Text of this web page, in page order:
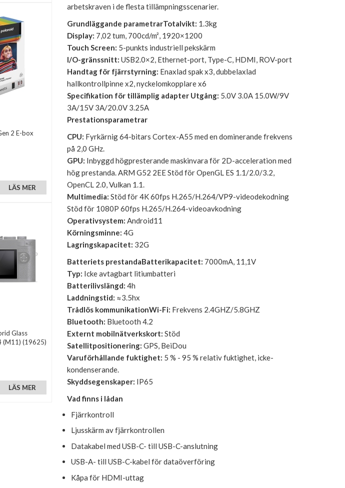
arbetskraven i de flesta tillämpningsscenarier.
Grundläggande parametrarTotalvikt: 1.3kg
Display: 7,02 tum, 700cd/m², 1920×1200
Touch Screen: 5-punkts industriell pekskärm
I/O-gränssnitt: USB2.0×2, Ethernet-port, Type-C, HDMI, ROV-port
Handtag för fjärrstyrning: Enaxlad spak x3, dubbelaxlad
hallkontrollpinne x2, nyckelomkopplare x6
Specifikation för tillämplig adapter Utgång: 5.0V 3.0A 15.0W/9V
3A/15V 3A/20.0V 3.25A
Prestationsparametrar
CPU: Fyrkärnig 64-bitars Cortex-A55 med en dominerande frekvens
på 2,0 GHz.
GPU: Inbyggd högpresterande maskinvara för 2D-acceleration med
hög prestanda. ARM G52 2EE Stöd för OpenGL ES 1.1/2.0/3.2,
OpenCL 2.0, Vulkan 1.1.
Multimedia: Stöd för 4K 60fps H.265/H.264/VP9-videodekodning
Stöd för 1080P 60fps H.265/H.264-videoavkodning
Operativsystem: Android11
Körningsminne: 4G
Lagringskapacitet: 32G
Batteriets prestandaBatterikapacitet: 7000mA, 11,1V
Typ: Icke avtagbart litiumbatteri
Batterilivslängd: 4h
Laddningstid: ≈3.5hx
Trådlös kommunikationWi-Fi: Frekvens 2.4GHZ/5.8GHZ
Bluetooth: Bluetooth 4.2
Externt mobilnätverkskort: Stöd
Satellitpositionering: GPS, BeiDou
Varuförhållande fuktighet: 5 % - 95 % relativ fuktighet, icke-
kondenserande.
Skyddsegenskaper: IP65
Vad finns i lådan
Fjärrkontroll
Ljusskärm av fjärrkontrollen
Datakabel med USB-C- till USB-C-anslutning
USB-A- till USB-C-kabel för dataöverföring
Kåpa för HDMI-uttag
2 E-box
LÄS MER
Glass
(M11) (19625)
LÄS MER